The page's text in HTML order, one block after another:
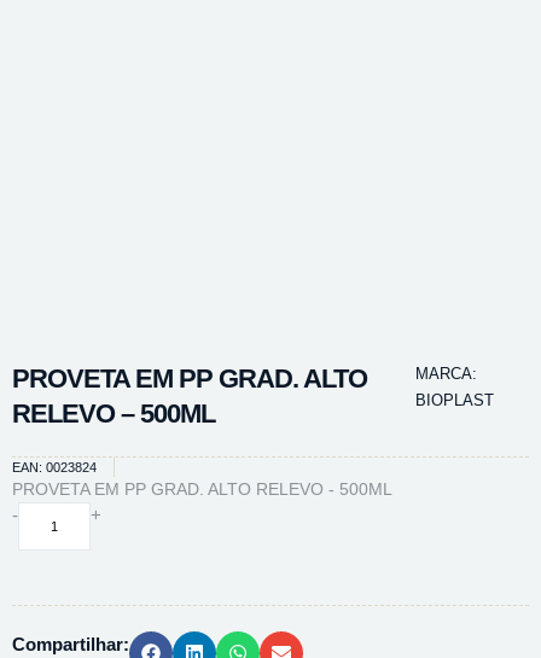
PROVETA EM PP GRAD. ALTO
RELEVO – 500ML
MARCA:
BIOPLAST
EAN: 0023824
PROVETA EM PP GRAD. ALTO RELEVO - 500ML
-
PROVETA
RELEVO
+
Compartilhar: